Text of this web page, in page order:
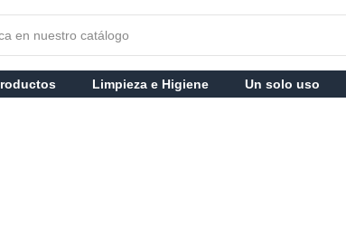
Limpieza e Higiene Un solo uso